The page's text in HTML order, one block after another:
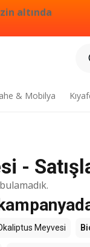
altında
& Mobilya
-
Meyvesi